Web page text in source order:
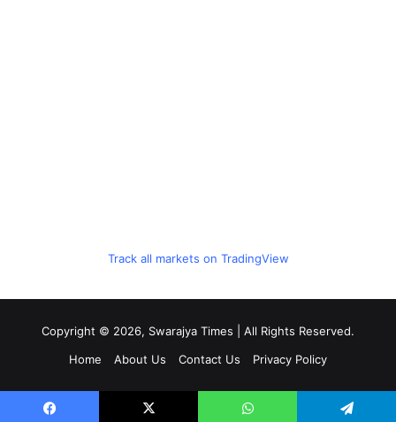
Track all markets on TradingView
Copyright © 2026, Swarajya Times | All Rights Reserved.
Home
About Us Contact Us Privacy Policy